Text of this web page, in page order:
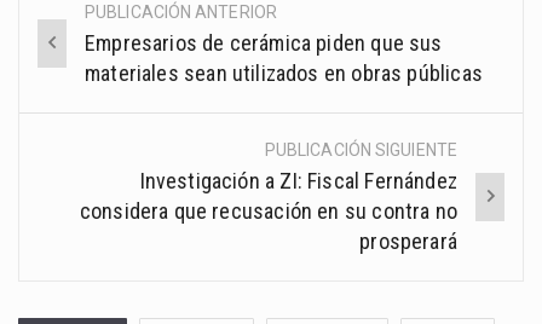
Post
navigation
PUBLICACIÓN ANTERIOR
Empresarios de cerámica piden que sus
materiales sean utilizados en obras públicas
PUBLICACIÓN SIGUIENTE
Investigación a ZI: Fiscal Fernández
considera que recusación en su contra no
prosperará